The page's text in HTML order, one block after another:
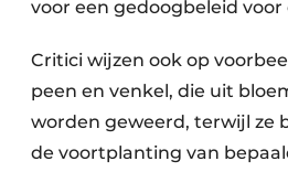
voor een gedoogbeleid
Critici wijzen ook op
peen en venkel, die uit
worden geweerd, terwijl ze
de voortplanting van